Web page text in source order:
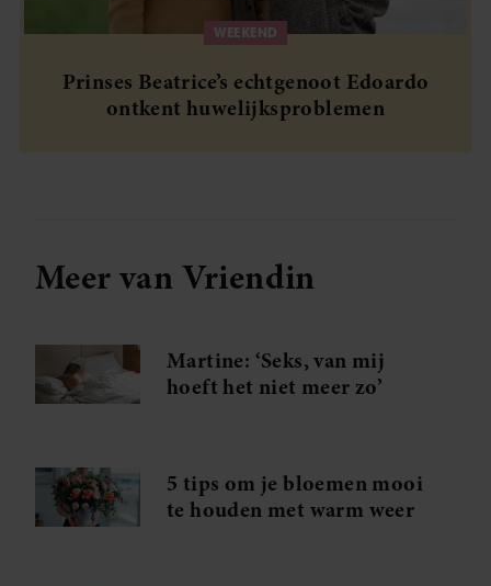
WEEKEND
Prinses Beatrice’s echtgenoot Edoardo
ontkent huwelijksproblemen
Meer van Vriendin
Martine: ‘Seks, van mij
hoeft het niet meer zo’
5 tips om je bloemen mooi
te houden met warm weer